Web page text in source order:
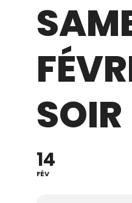
SOIR
14
FÉV